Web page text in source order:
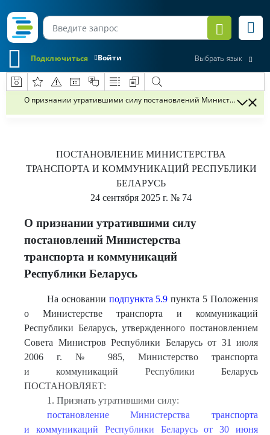
Войти
Подключиться Выбрать язык
О признании утратившими силу постановлений Министерства
ПОСТАНОВЛЕНИЕ МИНИСТЕРСТВА
ТРАНСПОРТА И КОММУНИКАЦИЙ РЕСПУБЛИКИ
БЕЛАРУСЬ
24 сентября 2025 г. № 74
О признании утратившими силу
постановлений Министерства
транспорта и коммуникаций
Республики Беларусь
На основании подпункта 5.9 пункта 5 Положения
о Министерстве транспорта и коммуникаций
Республики Беларусь, утвержденного постановлением
Совета Министров Республики Беларусь от 31 июля
2006 г. № 985, Министерство транспорта
и коммуникаций Республики Беларусь
ПОСТАНОВЛЯЕТ:
1. Признать утратившими силу:
постановление Министерства транспорта
и коммуникаций Республики Беларусь от 30 июня